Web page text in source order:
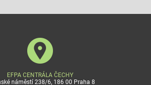
EFPA CENTRÁLA ČECHY
náměstí 238/6, 186 00 Praha 8